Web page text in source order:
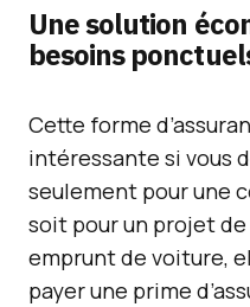
Une solution
besoins
Cette forme
intéressante si vous
seulement pour une
soit pour un projet
emprunt de voiture,
payer une prime